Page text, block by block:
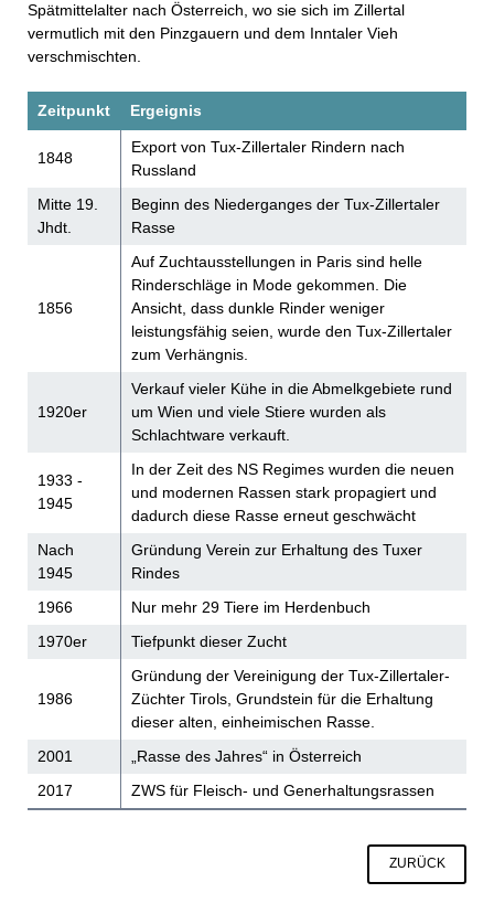
Spätmittelalter nach Österreich, wo sie sich im Zillertal
vermutlich mit den Pinzgauern und dem Inntaler Vieh
verschmischten.
Zeitpunkt Ergeignis
1848
Export von Tux-Zillertaler Rindern nach
Russland
Mitte 19.
Jhdt.
Beginn des Niederganges der Tux-Zillertaler
Rasse
1856
Auf Zuchtausstellungen in Paris sind helle
Rinderschläge in Mode gekommen. Die
Ansicht, dass dunkle Rinder weniger
leistungsfähig seien, wurde den Tux-Zillertaler
zum Verhängnis.
1920er
Verkauf vieler Kühe in die Abmelkgebiete rund
um Wien und viele Stiere wurden als
Schlachtware verkauft.
1933 -
1945
In der Zeit des NS Regimes wurden die neuen
und modernen Rassen stark propagiert und
dadurch diese Rasse erneut geschwächt
Nach
1945
Gründung Verein zur Erhaltung des Tuxer
Rindes
1966
Nur mehr 29 Tiere im Herdenbuch
1970er
Tiefpunkt dieser Zucht
1986
Gründung der Vereinigung der Tux-Zillertaler-
Züchter Tirols, Grundstein für die Erhaltung
dieser alten, einheimischen Rasse.
2001
„Rasse des Jahres“ in Österreich
2017
ZWS für Fleisch- und Generhaltungsrassen
ZURÜCK